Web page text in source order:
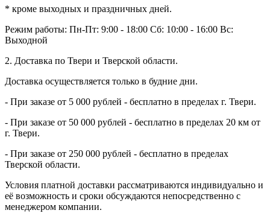
* кроме выходных и праздничных дней.
Режим работы: Пн-Пт: 9:00 - 18:00 Сб: 10:00 - 16:00 Вс:
Выходной
2. Доставка по Твери и Тверской области.
Доставка осуществляется только в будние дни.
- При заказе от 5 000 рублей - бесплатно в пределах г. Твери.
- При заказе от 50 000 рублей - бесплатно в пределах 20 км от
г. Твери.
- При заказе от 250 000 рублей - бесплатно в пределах
Тверской области.
Условия платной доставки рассматриваются индивидуально и
её возможность и сроки обсуждаются непосредственно с
менеджером компании.